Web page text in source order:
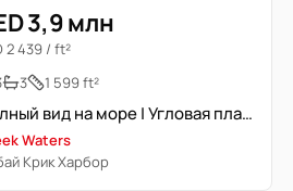
3,9 млн
2 439 / ft²
3 1 599 ft²
Полный вид на море | Угловая планировка | Высокий этаж
Waters
Крик Харбор